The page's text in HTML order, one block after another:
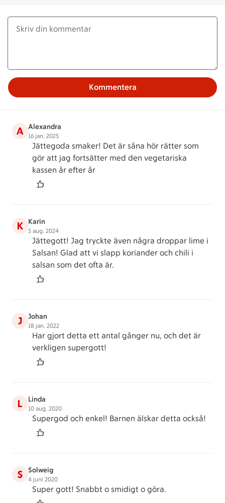
Kommentera
A Alexandra
16 jan. 2025
Jättegoda smaker! Det är såna hör rätter som
gör att jag fortsätter med den vegetariska
kassen år efter år
K Karin
5 aug. 2024
Jättegott! Jag tryckte även några droppar lime i
Salsan! Glad att vi slapp koriander och chili i
salsan som det ofta är.
J Johan
18 jan. 2022
Har gjort detta ett antal gånger nu, och det är
verkligen supergott!
L Linda
10 aug. 2020
Supergod och enkel! Barnen älskar detta också!
S Solweig
4 juni 2020
Super gott! Snabbt o smidigt o göra.